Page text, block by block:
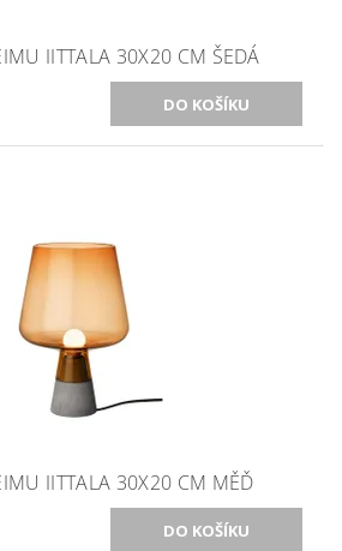
IITTALA 30X20 CM ŠEDÁ
IITTALA 30X20 CM MĚĎ